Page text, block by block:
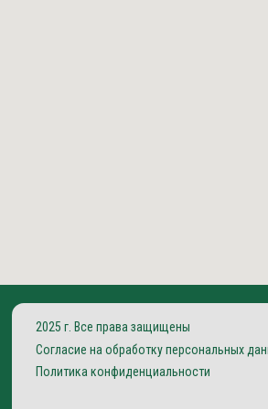
2025 г. Все права защищены
Согласие на обработку персональных
Политика конфиденциальности